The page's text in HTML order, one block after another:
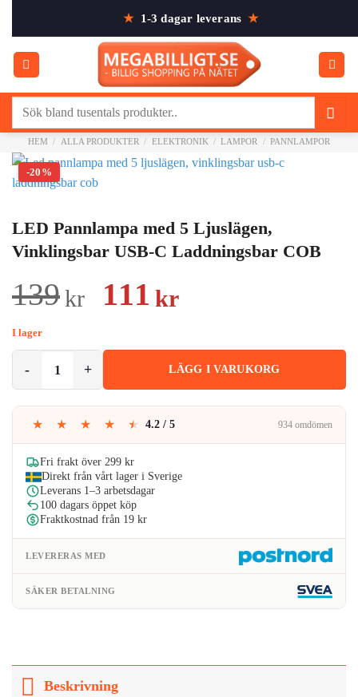
content
★ 1-3 dagar leverans ★
HEM / ALLA PRODUKTER / ELEKTRONIK / LAMPOR / PANNLAMPOR
-20%
LED Pannlampa med 5 Ljuslägen,
Vinklingsbar USB-C Laddningsbar COB
139kr
Det
priset
var:
139kr.
111 krDet
priset
är:
I lager
LÄGG I VARUKORG
★ ★ ★ ★ ★ 4.2 / 5 934 omdömen
Fri frakt över 299 kr
Direkt från vårt lager i Sverige
Leverans 1–3 arbetsdagar
100 dagars öppet köp
Fraktkostnad från 19 kr
LEVERERAS MED
SÄKER BETALNING
Beskrivning